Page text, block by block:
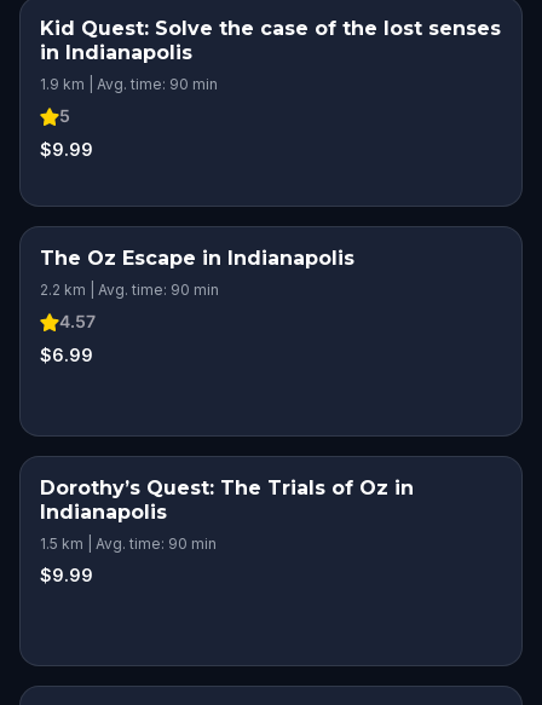
Kid Quest: Solve the case of the lost senses
in Indianapolis
1.9 km | Avg. time: 90 min
5
$9.99
The Oz Escape in Indianapolis
2.2 km | Avg. time: 90 min
4.57
$6.99
Dorothy’s Quest: The Trials of Oz in
Indianapolis
1.5 km | Avg. time: 90 min
$9.99